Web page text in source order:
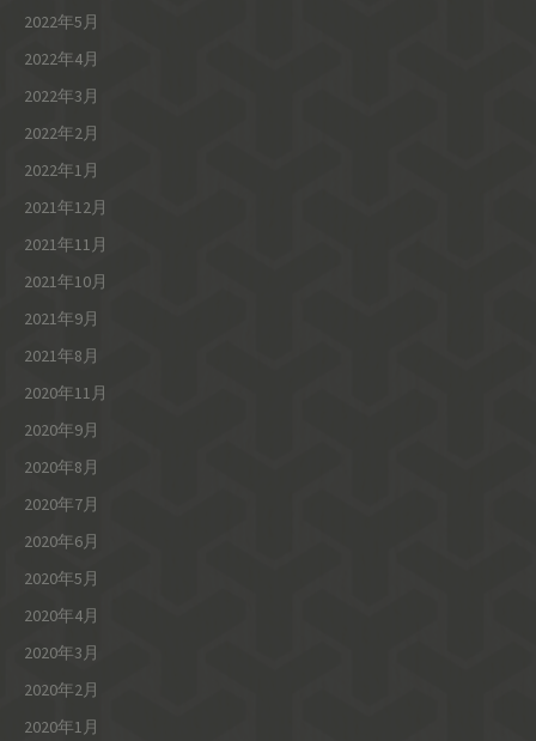
2022年5月
2022年4月
2022年3月
2022年2月
2022年1月
2021年12月
2021年11月
2021年10月
2021年9月
2021年8月
2020年11月
2020年9月
2020年8月
2020年7月
2020年6月
2020年5月
2020年4月
2020年3月
2020年2月
2020年1月